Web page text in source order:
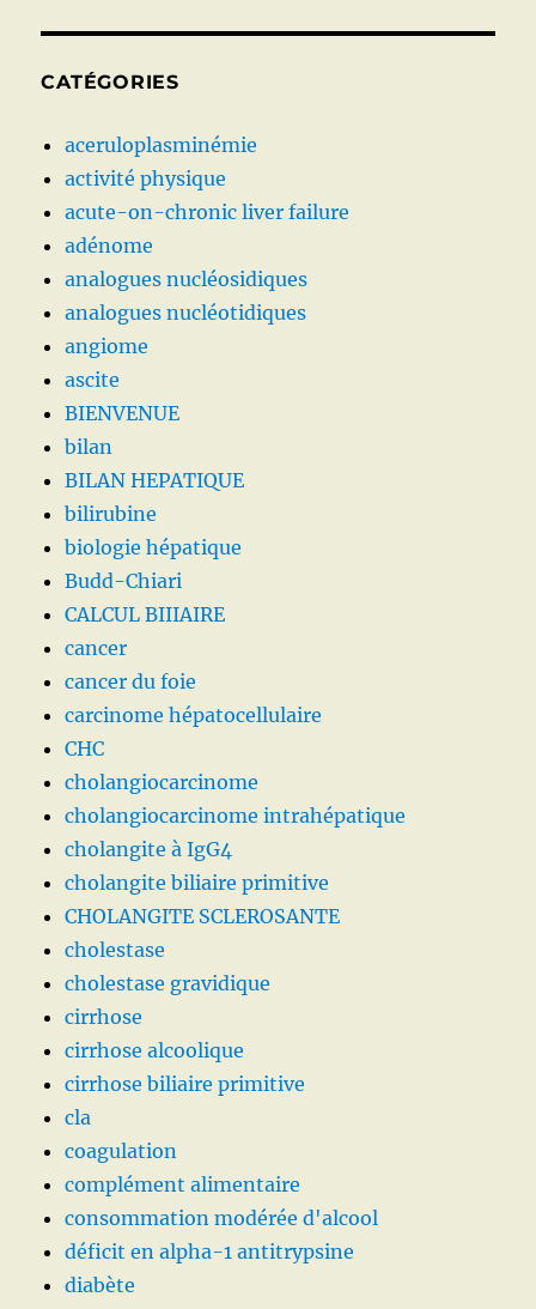
CATÉGORIES
aceruloplasminémie
activité physique
acute-on-chronic liver failure
adénome
analogues nucléosidiques
analogues nucléotidiques
angiome
ascite
BIENVENUE
bilan
BILAN HEPATIQUE
bilirubine
biologie hépatique
Budd-Chiari
CALCUL BIIIAIRE
cancer
cancer du foie
carcinome hépatocellulaire
CHC
cholangiocarcinome
cholangiocarcinome intrahépatique
cholangite à IgG4
cholangite biliaire primitive
CHOLANGITE SCLEROSANTE
cholestase
cholestase gravidique
cirrhose
cirrhose alcoolique
cirrhose biliaire primitive
cla
coagulation
complément alimentaire
consommation modérée d'alcool
déficit en alpha-1 antitrypsine
diabète